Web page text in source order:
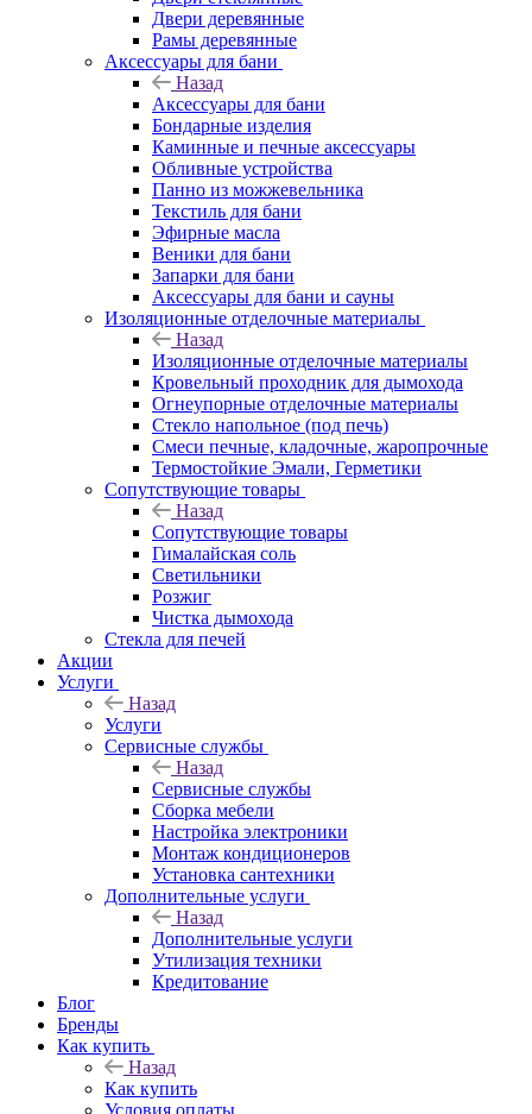
Двери деревянные
Рамы деревянные
Аксессуары для бани
Назад
Аксессуары для бани
Бондарные изделия
Каминные и печные аксессуары
Обливные устройства
Панно из можжевельника
Текстиль для бани
Эфирные масла
Веники для бани
Запарки для бани
Аксессуары для бани и сауны
Изоляционные отделочные материалы
Назад
Изоляционные отделочные материалы
Кровельный проходник для дымохода
Огнеупорные отделочные материалы
Стекло напольное (под печь)
Смеси печные, кладочные, жаропрочные
Термостойкие Эмали, Герметики
Сопутствующие товары
Назад
Сопутствующие товары
Гималайская соль
Светильники
Розжиг
Чистка дымохода
Стекла для печей
Акции
Услуги
Назад
Услуги
Сервисные службы
Назад
Сервисные службы
Сборка мебели
Настройка электроники
Монтаж кондиционеров
Установка сантехники
Дополнительные услуги
Назад
Дополнительные услуги
Утилизация техники
Кредитование
Блог
Бренды
Как купить
Назад
Как купить
Условия оплаты